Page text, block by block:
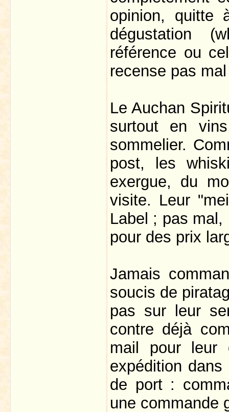
opinion, quitte
dégustation
référence ou
recense pas
Le Auchan
surtout en
sommelier.
post, les
exergue, du
visite. Leur
Label ; pas
pour des prix
Jamais
soucis de
pas sur leur
contre déjà
mail pour leur
expédition
de port :
une commande